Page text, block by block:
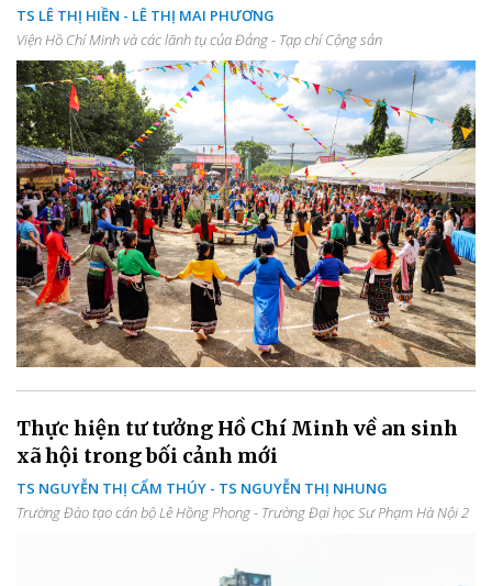
TS LÊ THỊ HIỀN - LÊ THỊ MAI PHƯƠNG
Viện Hồ Chí Minh và các lãnh tụ của Đảng - Tạp chí Cộng sản
Thực hiện tư tưởng Hồ Chí Minh về an sinh
xã hội trong bối cảnh mới
TS NGUYỄN THỊ CẨM THÚY - TS NGUYỄN THỊ NHUNG
Trường Đào tạo cán bộ Lê Hồng Phong - Trường Đại học Sư Phạm Hà Nội 2